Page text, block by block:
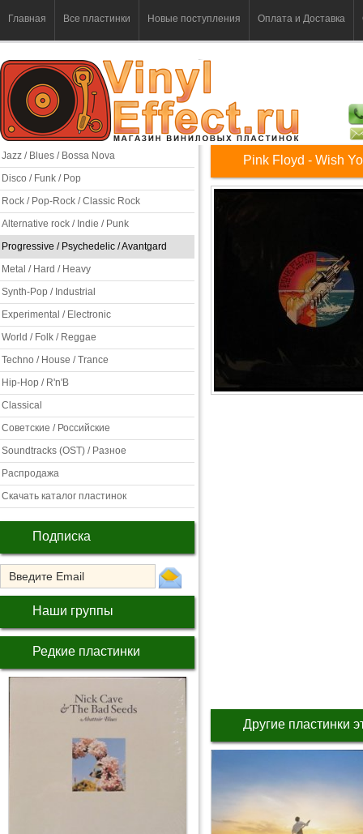
Главная Все пластинки Новые поступления Оплата и Доставка
Jazz / Blues / Bossa Nova
Disco / Funk / Pop
Rock / Pop-Rock / Classic Rock
Alternative rock / Indie / Punk
Progressive / Psychedelic / Avantgard
Metal / Hard / Heavy
Synth-Pop / Industrial
Experimental / Electronic
World / Folk / Reggae
Techno / House / Trance
Hip-Hop / R'n'B
Classical
Советские / Российские
Soundtracks (OST) / Разное
Распродажа
Скачать каталог пластинок
Подписка
Наши группы
Редкие пластинки
Pink Floyd‎ - Wish
Другие пластинки